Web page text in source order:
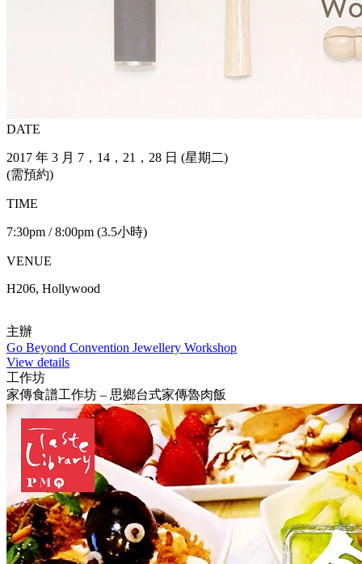
DATE
2017 年 3 月 7，14，21，28 日 (星期二)
(需預約)
TIME
7:30pm / 8:00pm (3.5小時)
VENUE
H206, Hollywood
主辦
Go Beyond Convention Jewellery Workshop
View details
工作坊
家傳食譜工作坊 – 思鄉台式家傳魯肉飯